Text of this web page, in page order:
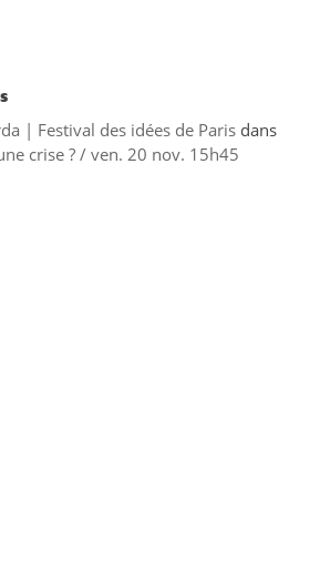
| Festival des idées de Parisdans
crise ? / ven. 20 nov. 15h45